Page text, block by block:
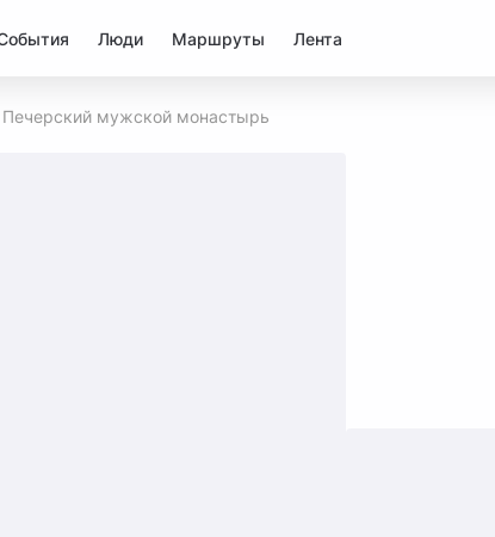
Люди Маршруты Лента
Печерский мужской монастырь